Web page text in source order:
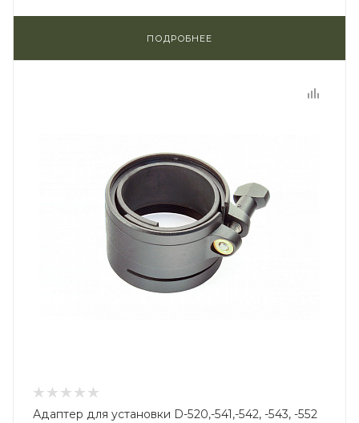
ПОДРОБНЕЕ
Адаптер для установки D-520,-541,-542, -543, -552